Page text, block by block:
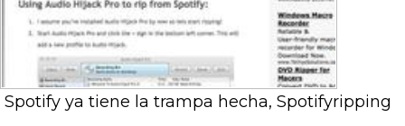
Spotify ya tiene la trampa hecha, Spotifyripping